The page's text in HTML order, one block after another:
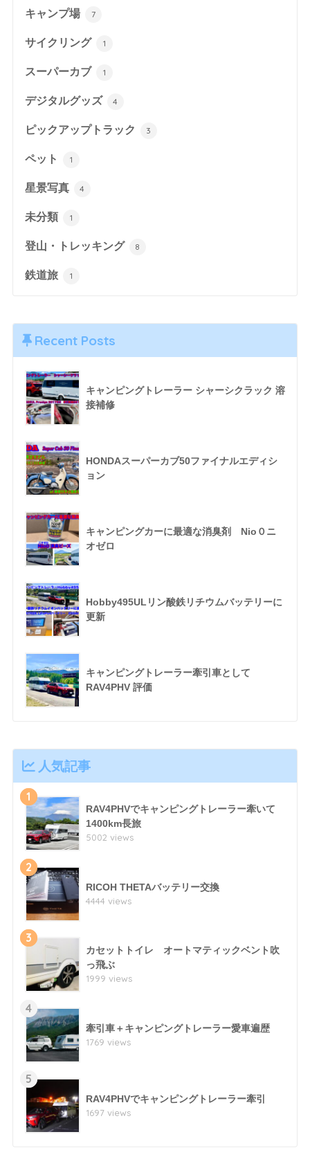
キャンプ場 7
サイクリング 1
スーパーカブ 1
デジタルグッズ 4
ピックアップトラック 3
ペット 1
星景写真 4
未分類 1
登山・トレッキング 8
鉄道旅 1
Recent Posts
キャンピングトレーラー シャーシクラック 溶
接補修
HONDAスーパーカブ50ファイナルエディシ
ョン
キャンピングカーに最適な消臭剤 Nio０ニ
オゼロ
Hobby495ULリン酸鉄リチウムバッテリーに
更新
キャンピングトレーラー牽引車として
RAV4PHV 評価
人気記事
1
RAV4PHVでキャンピングトレーラー牽いて
1400km長旅
5002 views
2
RICOH THETAバッテリー交換
4444 views
3
カセットトイレ オートマティックベント吹
っ飛ぶ
1999 views
4
牽引車＋キャンピングトレーラー愛車遍歴
1769 views
5
RAV4PHVでキャンピングトレーラー牽引
1697 views